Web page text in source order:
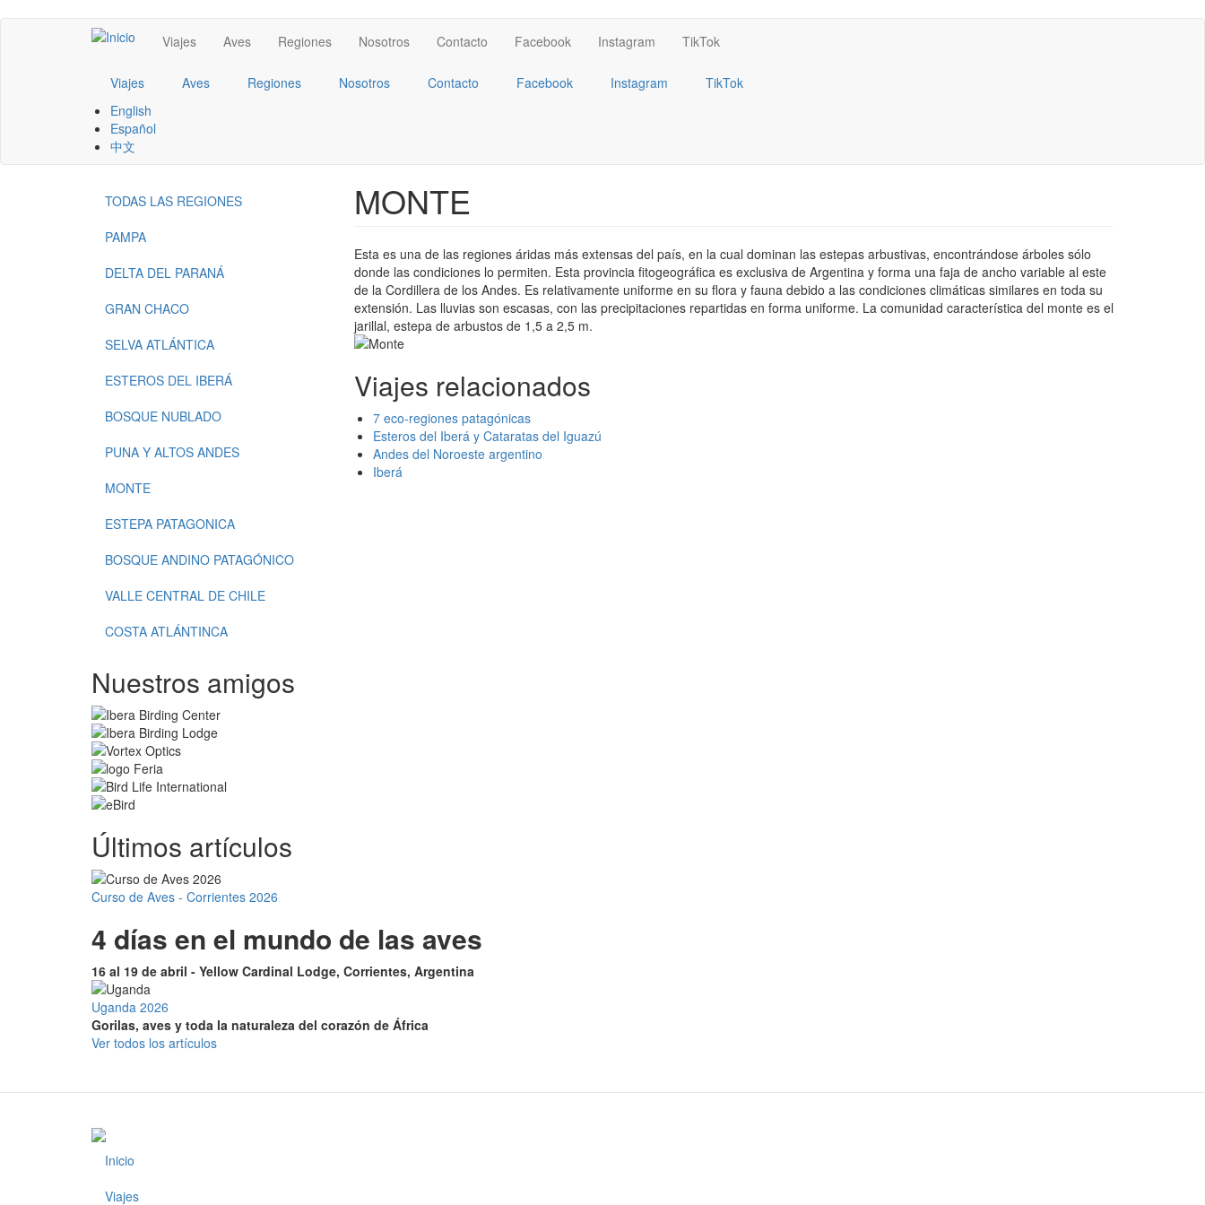
Main
navigation
Viajes Aves Regiones Nosotros Contacto Facebook Instagram TikTok
Viajes Aves Regiones Nosotros Contacto Facebook Instagram
TikTok
English
Español
中文
Menu
Regions
TODAS LAS REGIONES
PAMPA
DELTA DEL PARANÁ
GRAN CHACO
SELVA ATLÁNTICA
ESTEROS DEL IBERÁ
BOSQUE NUBLADO
PUNA Y ALTOS ANDES
MONTE
ESTEPA PATAGONICA
BOSQUE ANDINO PATAGÓNICO
VALLE CENTRAL DE CHILE
COSTA ATLÁNTINCA
MONTE
Esta es una de las regiones áridas más extensas del país, en la cual dominan las estepas arbustivas, encontrándose árboles sólo
donde las condiciones lo permiten. Esta provincia fitogeográfica es exclusiva de Argentina y forma una faja de ancho variable al este
de la Cordillera de los Andes. Es relativamente uniforme en su flora y fauna debido a las condiciones climáticas similares en toda su
extensión. Las lluvias son escasas, con las precipitaciones repartidas en forma uniforme. La comunidad característica del monte es el
jarillal, estepa de arbustos de 1,5 a 2,5 m.
Viajes relacionados
7 eco-regiones patagónicas
Esteros del Iberá y Cataratas del Iguazú
Andes del Noroeste argentino
Iberá
Nuestros amigos
Últimos artículos
Curso de Aves - Corrientes 2026
4 días en el mundo de las aves
16 al 19 de abril - Yellow Cardinal Lodge, Corrientes, Argentina
Uganda 2026
Gorilas, aves y toda la naturaleza del corazón de África
Ver todos los artículos
Footer
Inicio
Viajes